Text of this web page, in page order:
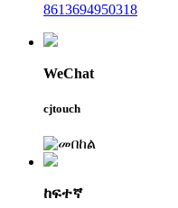
8613694950318
WeChat
cjtouch
ከፍተኛ